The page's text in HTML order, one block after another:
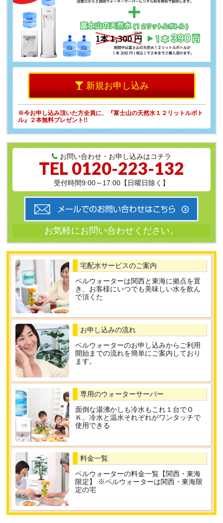
新規お申し込み
※今お申し込み頂いた方全員に、
『富士山の天然水１２リットルボト
ル』２本無料プレゼント!!
お問い合わせ・お申し込みはコチラ
TEL 0120-223-132
受付時間9:00～17:00【日曜日除く】
宅配水サービスのご案内
ベルウォーターは関西と東海に拠点を置
き、お客様にいつでも美味しい水を飲ん
で頂くた
お申し込みの流れ
ベルウォーターのお申し込みからご利用
開始までの流れを簡単にご案内しており
ます。
専用のウォーターサーバー
面倒な湯沸かしも冷水もこれ１台でＯ
Ｋ。冷水と温水それぞれがワンタッチで
使用できる
料金一覧
ベルウォーターの料金一覧【関西・東海
限定】 ※ベルウォーターは関西・東海限
定の宅